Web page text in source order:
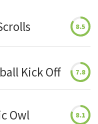
8.5
Kick Off 7.8
Owl 8.1